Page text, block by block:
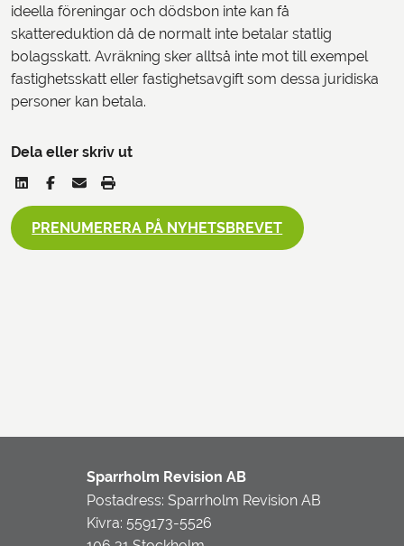
ideella föreningar och dödsbon inte kan få
skattereduktion då de normalt inte betalar statlig
bolagsskatt. Avräkning sker alltså inte mot till exempel
fastighetsskatt eller fastighetsavgift som dessa juridiska
personer kan betala.
Dela eller skriv ut
PRENUMERERA PÅ NYHETSBREVET
Sparrholm Revision AB
Postadress: Sparrholm Revision AB
Kivra: 559173-5526